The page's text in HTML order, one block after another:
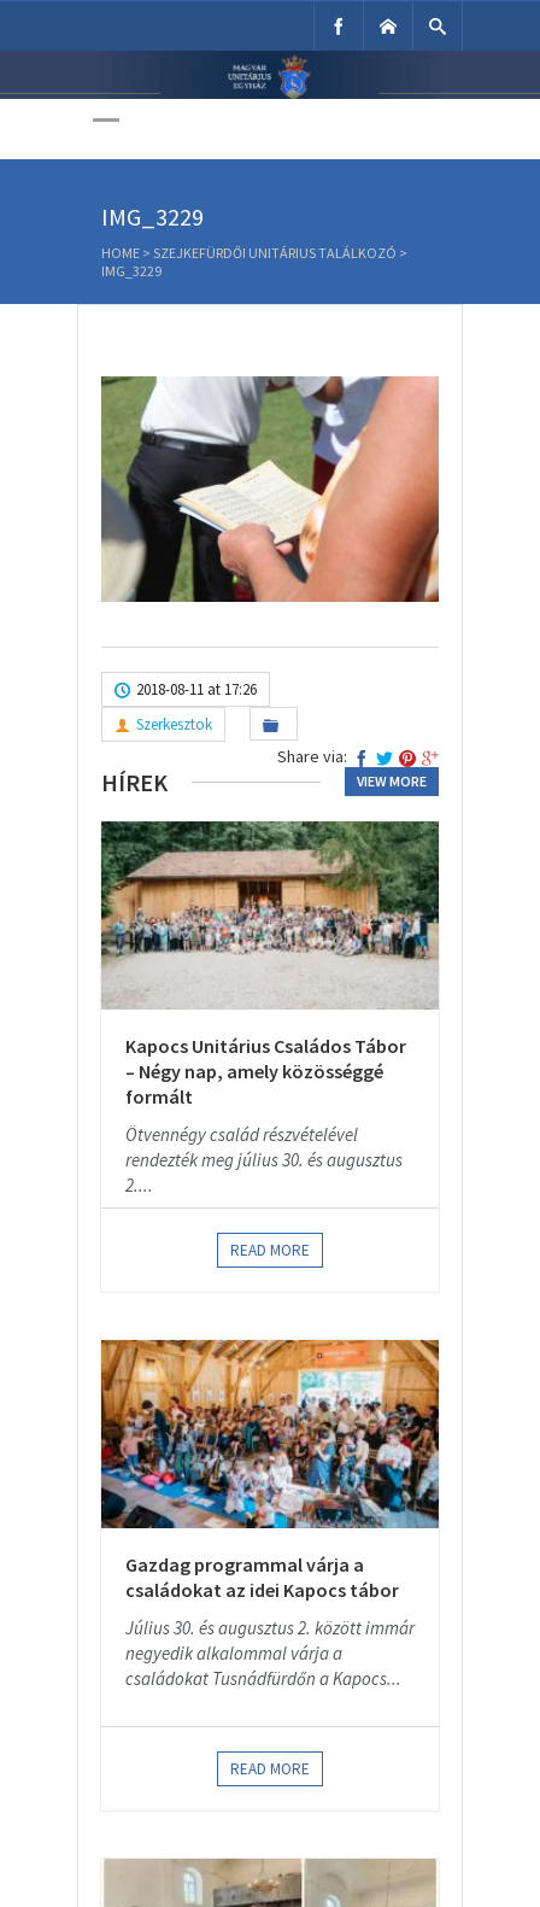
Unitárius Egyház
IMG_3229
HOME > SZEJKEFÜRDŐI UNITÁRIUS TALÁLKOZÓ >
IMG_3229
2018-08-11 at 17:26
Szerkesztok
Share via:
HÍREK VIEW MORE
Kapocs Unitárius Családos Tábor
– Négy nap, amely közösséggé
formált
Ötvennégy család részvételével
rendezték meg július 30. és augusztus
2....
READ MORE
Gazdag programmal várja a
családokat az idei Kapocs tábor
Július 30. és augusztus 2. között immár
negyedik alkalommal várja a
családokat Tusnádfürdőn a Kapocs...
READ MORE